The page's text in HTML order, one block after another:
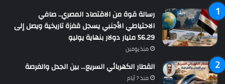
رسالة قوة من الاقتصاد المصري.. صافي
الاحتياطي الأجنبي يسجل قفزة تاريخية ويصل إلى
56.29 مليار دولار بنهاية يوليو
منذ يومين
القطار الكهربائي السريع… بين الجدل والفرصة
منذ 7 أيام